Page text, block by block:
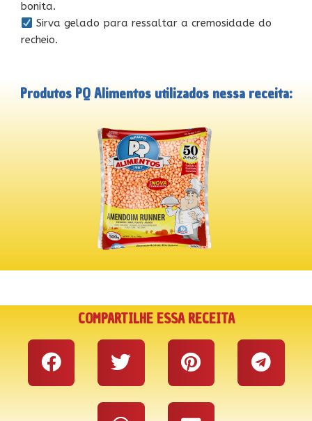
bonita.
Sirva gelado para ressaltar a cremosidade do
recheio.
Produtos PQ Alimentos utilizados nessa receita:
COMPARTILHE ESSA RECEITA